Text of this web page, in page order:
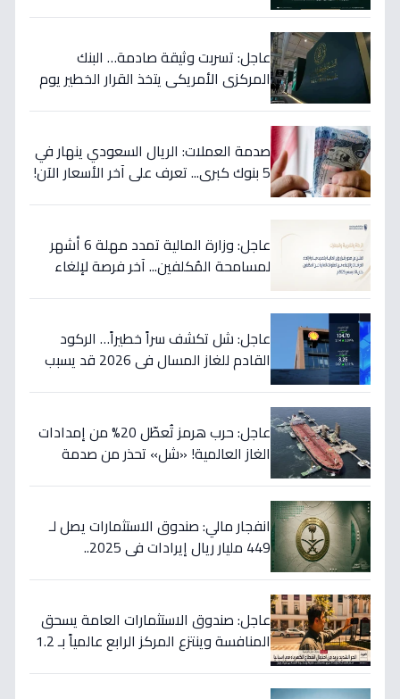
عاجل: تسربت وثيقة صادمة… البنك
المركزي الأمريكي يتخذ القرار الخطير يوم
صدمة العملات: الريال السعودي ينهار في
5 بنوك كبرى... تعرف على آخر الأسعار الآن!
عاجل: وزارة المالية تمدد مهلة 6 أشهر
لمسامحة المُكلفين... آخر فرصة لإلغاء
عاجل: شل تكشف سراً خطيراً… الركود
القادم للغاز المسال في 2026 قد يسبب
عاجل: حرب هرمز تُعطّل 20% من إمدادات
الغاز العالمية! «شل» تحذر من صدمة
انفجار مالي: صندوق الاستثمارات يصل لـ
449 مليار ريال إيرادات في 2025..
عاجل: صندوق الاستثمارات العامة يسحق
المنافسة وينتزع المركز الرابع عالمياً بـ 1.2